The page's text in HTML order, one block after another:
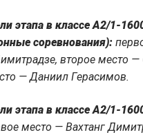
этапа в классе А2/1-
соревнования):
второе место —
— Даниил Герасимов.
этапа в классе А2/1-
место — Вахтанг